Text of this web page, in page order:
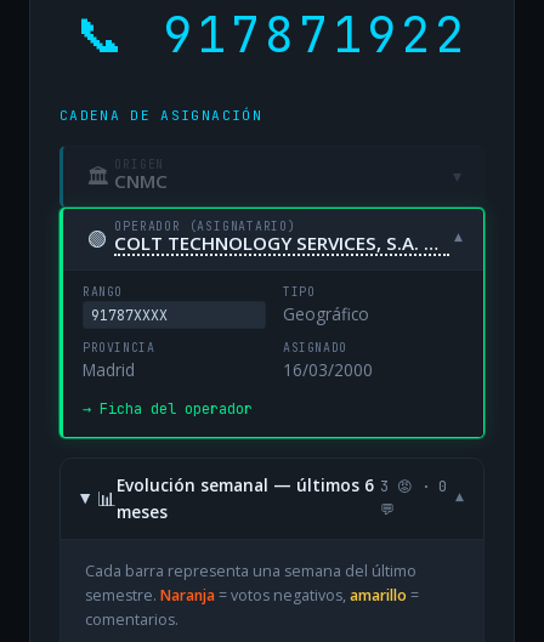
📞 917871922
CADENA DE ASIGNACIÓN
🏛 ORIGEN
CNMC ▾
🟢 OPERADOR (ASIGNATARIO)
COLT TECHNOLOGY SERVICES, S.A. UNIPERSONAL ▾
RANGO
91787XXXX
TIPO
Geográfico
PROVINCIA
Madrid
ASIGNADO
16/03/2000
→ Ficha del operador
📊
Evolución semanal — últimos 6
meses
3 😡 · 0
💬
▾
Cada barra representa una semana del último
semestre. Naranja= votos negativos, amarillo =
comentarios.